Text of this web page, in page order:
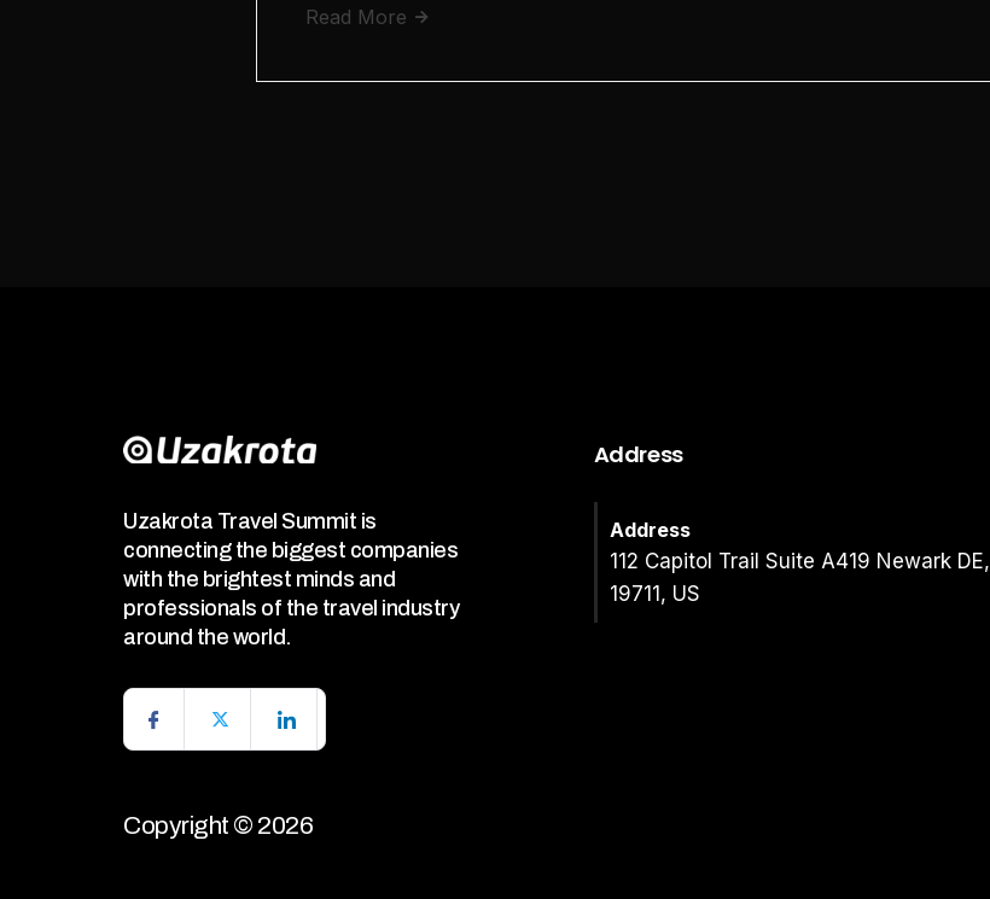
Read More
Uzakrota Travel Summit is
connecting the biggest companies
with the brightest minds and
professionals of the travel industry
around the world.
Copyright © 2026
Address
Address
112 Capitol Trail Suite A419 Newark DE,
19711, US